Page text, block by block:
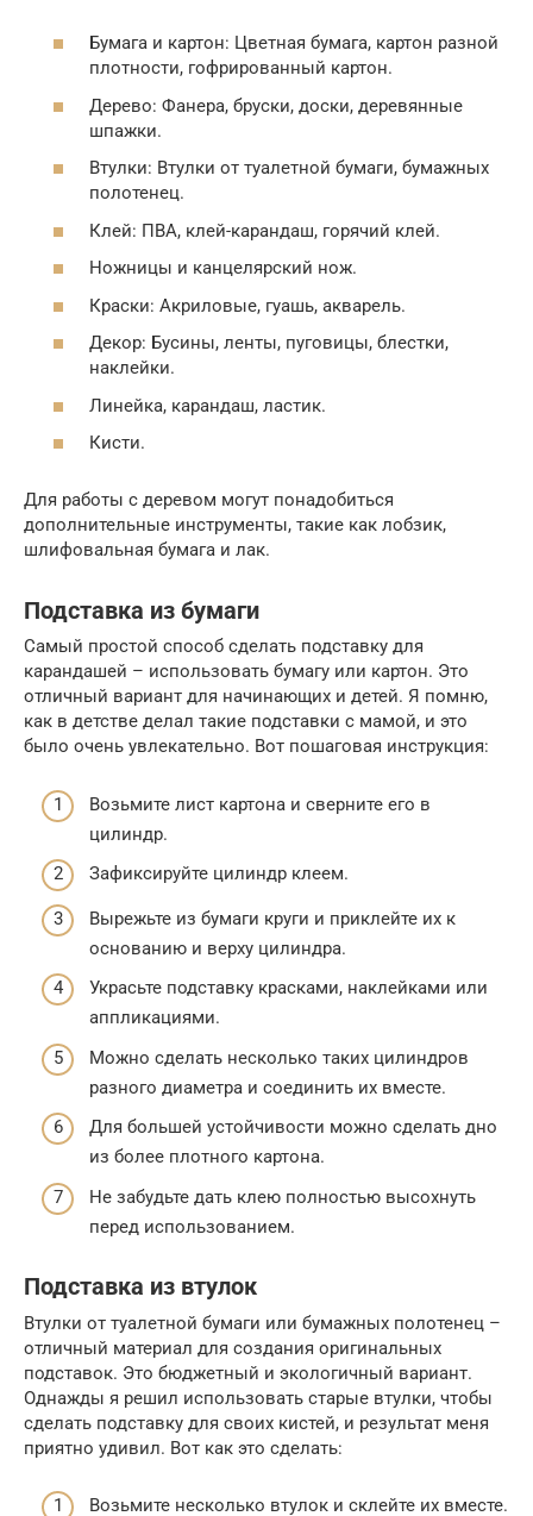
Бумага и картон: Цветная бумага, картон разной
плотности, гофрированный картон.
Дерево: Фанера, бруски, доски, деревянные
шпажки.
Втулки: Втулки от туалетной бумаги, бумажных
полотенец.
Клей: ПВА, клей-карандаш, горячий клей.
Ножницы и канцелярский нож.
Краски: Акриловые, гуашь, акварель.
Декор: Бусины, ленты, пуговицы, блестки,
наклейки.
Линейка, карандаш, ластик.
Кисти.
Для работы с деревом могут понадобиться
дополнительные инструменты, такие как лобзик,
шлифовальная бумага и лак.
Подставка из бумаги
Самый простой способ сделать подставку для
карандашей – использовать бумагу или картон. Это
отличный вариант для начинающих и детей. Я помню,
как в детстве делал такие подставки с мамой, и это
было очень увлекательно. Вот пошаговая инструкция:
Возьмите лист картона и сверните его в
цилиндр.
Зафиксируйте цилиндр клеем.
Вырежьте из бумаги круги и приклейте их к
основанию и верху цилиндра.
Украсьте подставку красками, наклейками или
аппликациями.
Можно сделать несколько таких цилиндров
разного диаметра и соединить их вместе.
Для большей устойчивости можно сделать дно
из более плотного картона.
Не забудьте дать клею полностью высохнуть
перед использованием.
Подставка из втулок
Втулки от туалетной бумаги или бумажных полотенец –
отличный материал для создания оригинальных
подставок. Это бюджетный и экологичный вариант.
Однажды я решил использовать старые втулки, чтобы
сделать подставку для своих кистей, и результат меня
приятно удивил. Вот как это сделать:
Возьмите несколько втулок и склейте их вместе.